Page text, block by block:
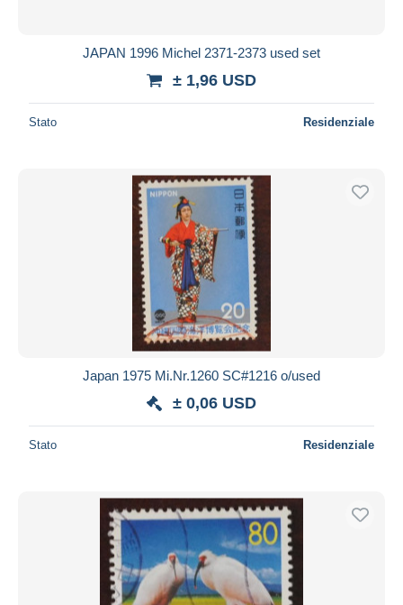
JAPAN 1996 Michel 2371-2373 used set
± 1,96 USD
Stato Residenziale
Japan 1975 Mi.Nr.1260 SC#1216 o/used
± 0,06 USD
Stato Residenziale